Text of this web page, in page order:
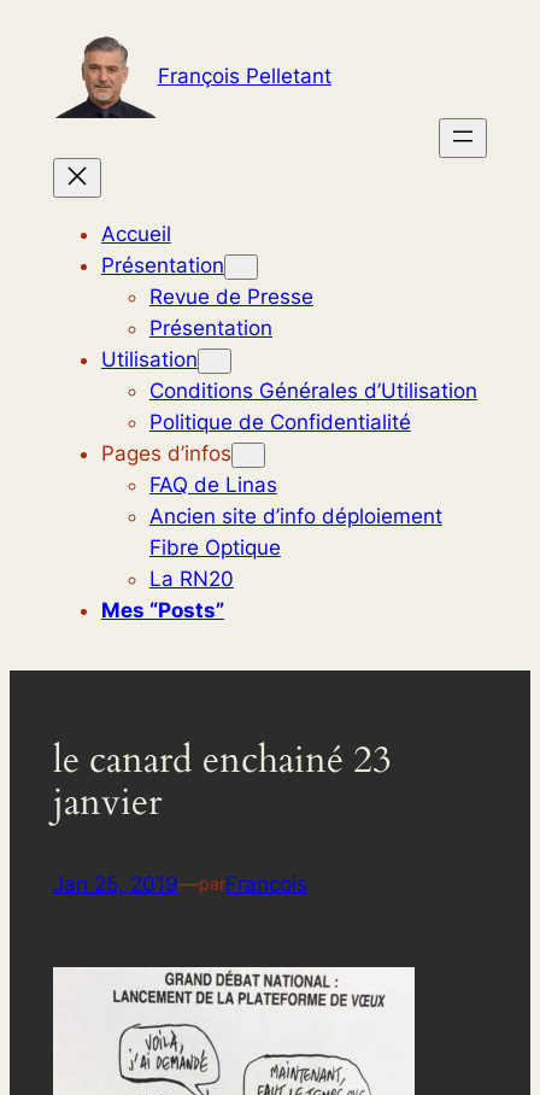
contenu
François Pelletant
Accueil
Présentation
Revue de Presse
Présentation
Utilisation
Conditions Générales d’Utilisation
Politique de Confidentialité
Pages d’infos
FAQ de Linas
Ancien site d’info déploiement
Fibre Optique
La RN20
Mes “posts”
le canard enchainé 23
janvier
Jan 25, 2019—parFrancois